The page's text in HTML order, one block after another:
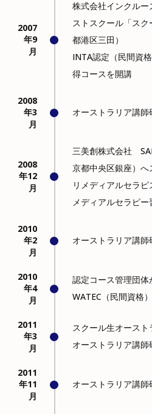
2007
年9
月
株式会社インクル
ストスクール「ス
都港区三田）
INTA認定（民間資
得コースを開講
2008
年3
月
オーストラリア講師
2008
年12
月
三美創株式会社
京都中央区銀座）
リメディアルセラ
メディアルセラピ
2010
年2
月
オーストラリア講師
2010
年4
月
認定コース管理団
WATEC（民間資格
2011
年3
月
スクール生オース
オーストラリア講師
2011
年11
月
オーストラリア講師